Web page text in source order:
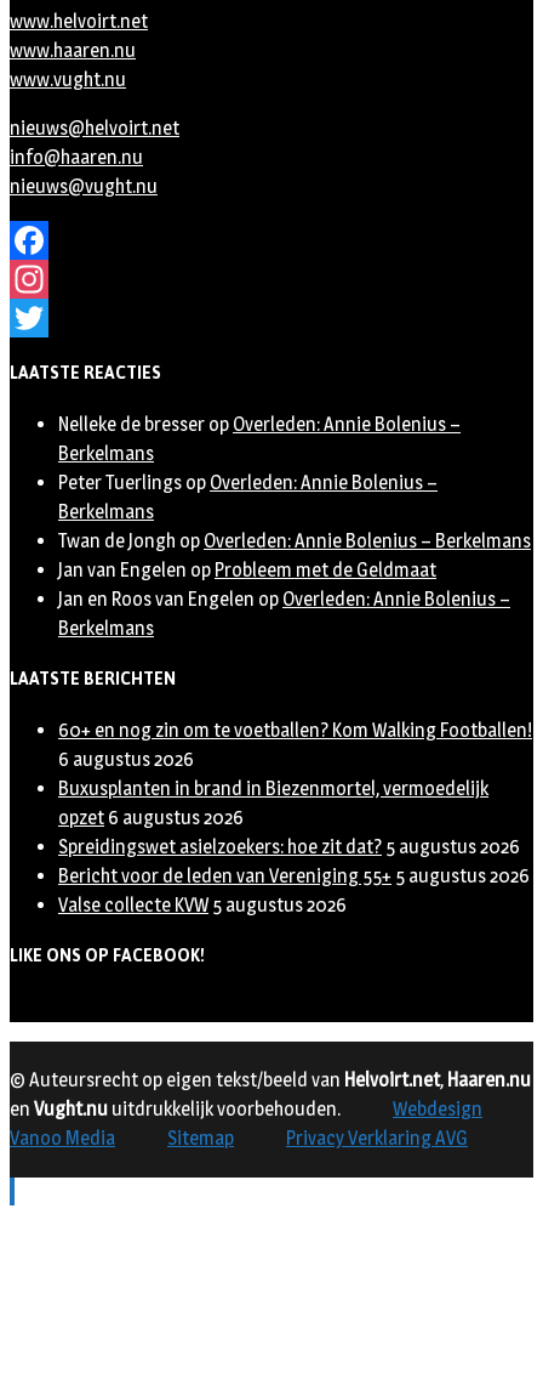
www.helvoirt.net
www.haaren.nu
www.vught.nu
nieuws@helvoirt.net
info@haaren.nu
nieuws@vught.nu
Facebook
Instagram
LAATSTE REACTIES
Nelleke de bresser op Overleden: Annie Bolenius –
Berkelmans
Peter Tuerlings op Overleden: Annie Bolenius –
Berkelmans
Twan de Jongh op Overleden: Annie Bolenius – Berkelmans
Jan van Engelen op Probleem met de Geldmaat
Jan en Roos van Engelen op Overleden: Annie Bolenius –
Berkelmans
LAATSTE BERICHTEN
60+ en nog zin om te voetballen? Kom Walking Footballen!
6 augustus 2026
Buxusplanten in brand in Biezenmortel, vermoedelijk
opzet 6 augustus 2026
Spreidingswet asielzoekers: hoe zit dat? 5 augustus 2026
Bericht voor de leden van Vereniging 55+ 5 augustus 2026
Valse collecte KVW 5 augustus 2026
LIKE ONS OP FACEBOOK!
© Auteursrecht op eigen tekst/beeld van Helvoirt.net, Haaren.nu
en Vught.nu uitdrukkelijk voorbehouden.
Webdesign
Vanoo Media
Sitemap Privacy Verklaring AVG